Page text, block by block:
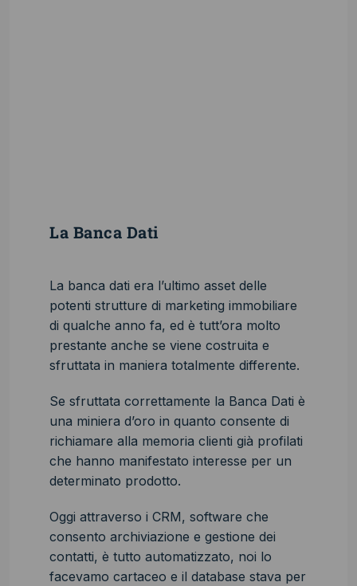
La Banca Dati
La banca dati era l’ultimo asset delle
potenti strutture di marketing immobiliare
di qualche anno fa, ed è tutt’ora molto
prestante anche se viene costruita e
sfruttata in maniera totalmente differente.
Se sfruttata correttamente la Banca Dati è
una miniera d’oro in quanto consente di
richiamare alla memoria clienti già profilati
che hanno manifestato interesse per un
determinato prodotto.
Oggi attraverso i CRM, software che
consento archiviazione e gestione dei
contatti, è tutto automatizzato, noi lo
facevamo cartaceo e il database stava per